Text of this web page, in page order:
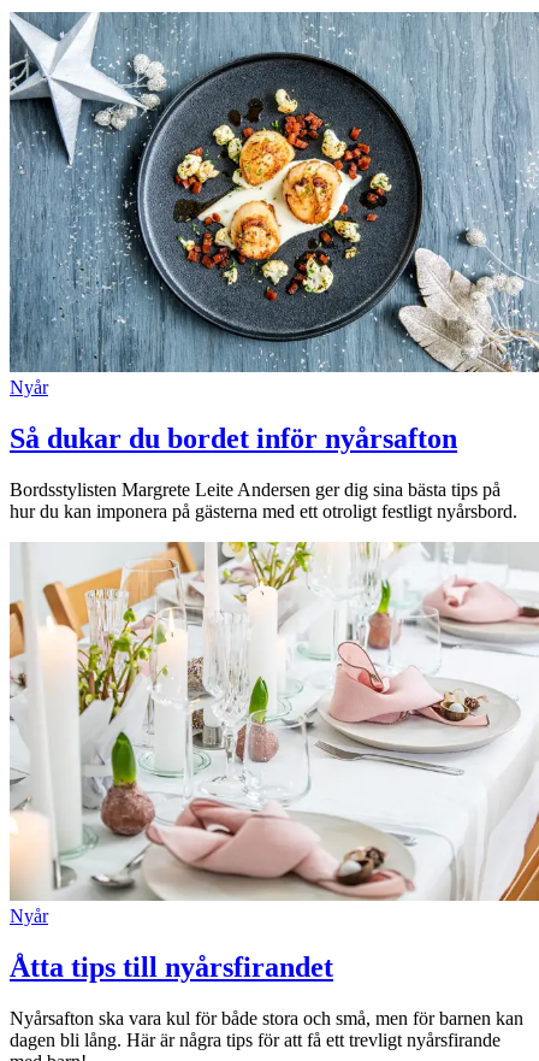
Nyår
Så dukar du bordet inför nyårsafton
Bordsstylisten Margrete Leite Andersen ger dig sina bästa tips på
hur du kan imponera på gästerna med ett otroligt festligt nyårsbord.
Nyår
Åtta tips till nyårsfirandet
Nyårsafton ska vara kul för både stora och små, men för barnen kan
dagen bli lång. Här är några tips för att få ett trevligt nyårsfirande